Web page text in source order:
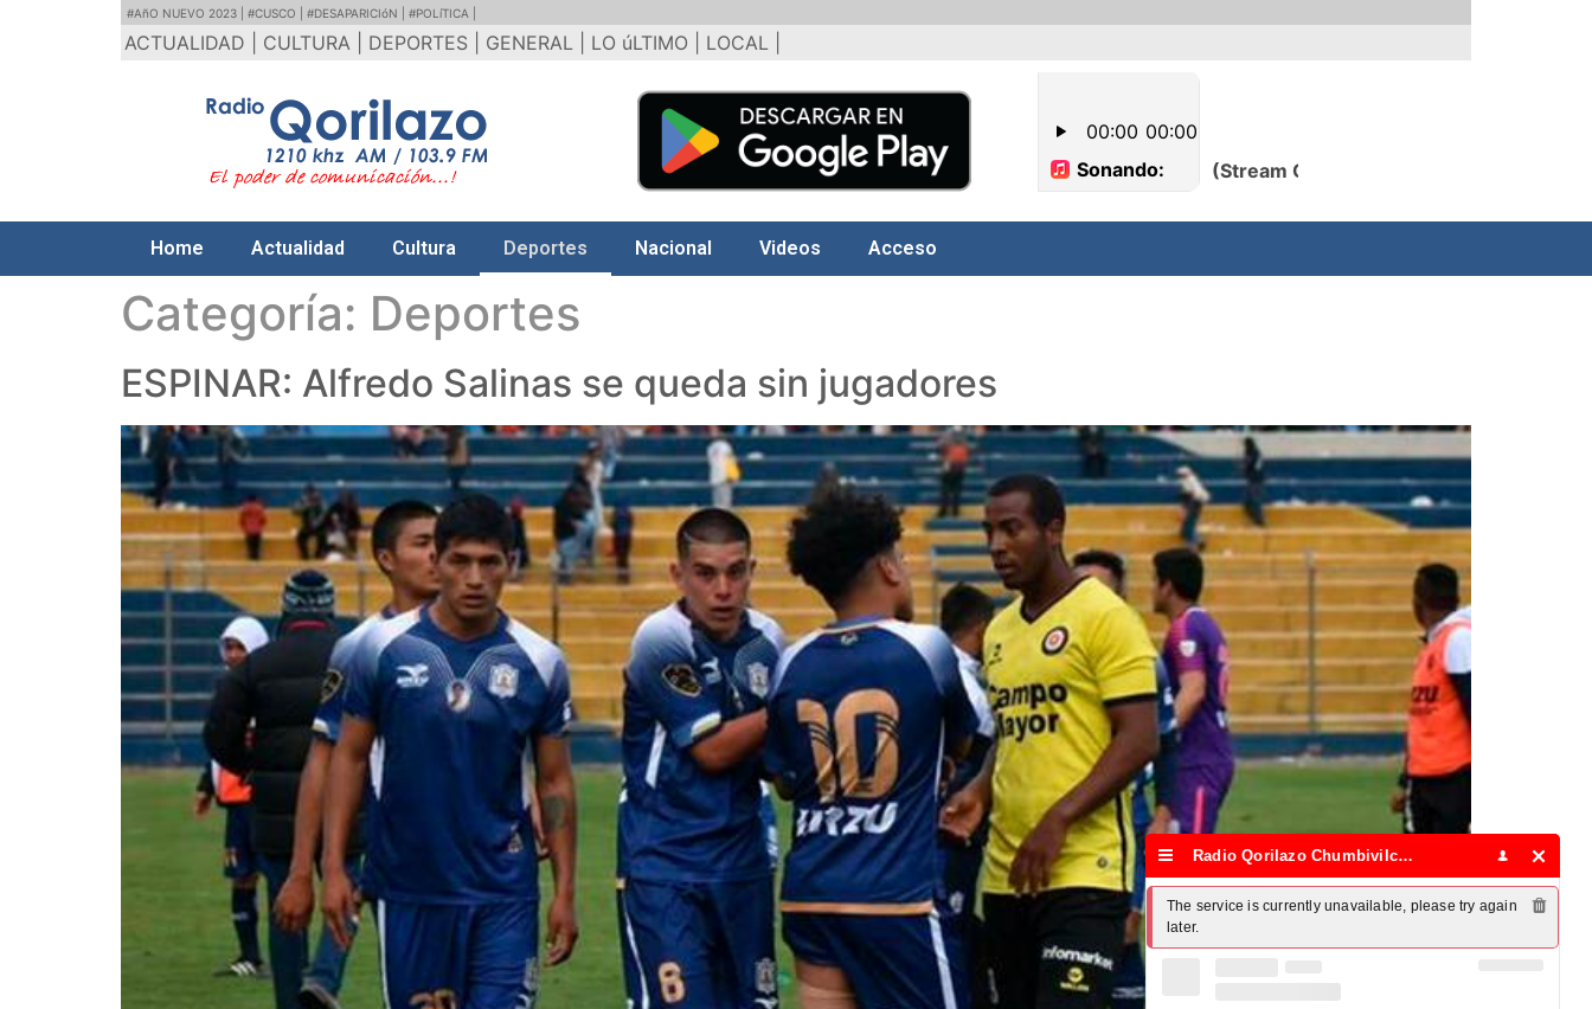
#AñO NUEVO 2023 | #CUSCO | #DESAPARICIóN | #POLíTICA |
ACTUALIDAD | CULTURA | DEPORTES | GENERAL | LO úLTIMO | LOCAL |
Home Actualidad Cultura Deportes Nacional Videos Acceso
Categoría: Deportes
ESPINAR: Alfredo Salinas se queda sin jugadores
Radio Qorilazo Chumbivilcas
The service is currently unavailable, please try again
later.